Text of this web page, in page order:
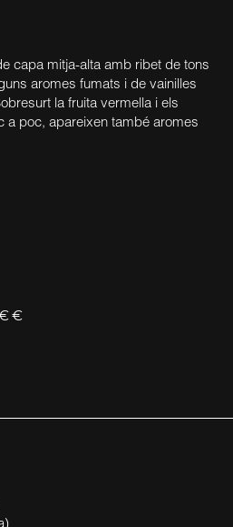
capa mitja-alta amb ribet de tons
aromes fumats i de vainilles
la fruita vermella i els
a poc, apareixen també aromes